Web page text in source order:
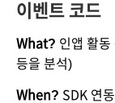
이벤트 코드
What? 인앱 활동
등을 분석)
When? SDK 연